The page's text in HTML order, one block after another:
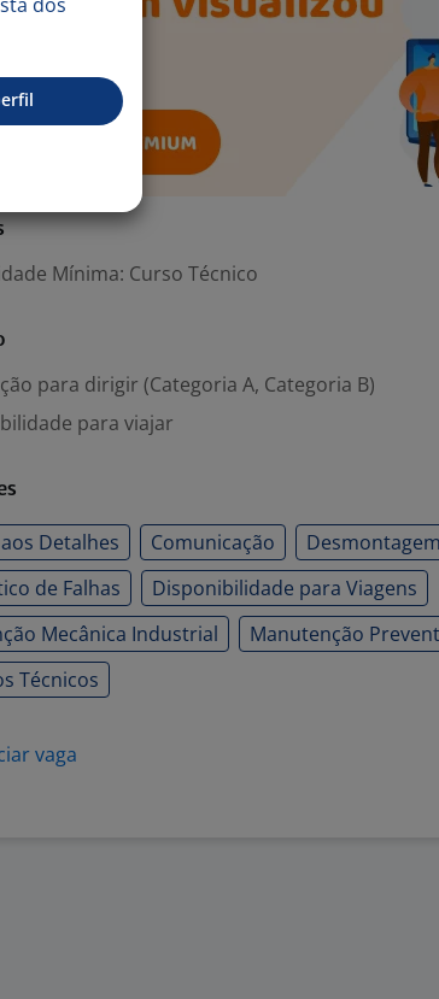
Mínima: Curso Técnico
para dirigir (Categoria A, Categoria B)
para viajar
Detalhes Comunicação
de Falhas
Disponibilidade para Viagens
Mecânica Industrial
Manutenção
Técnicos
vaga